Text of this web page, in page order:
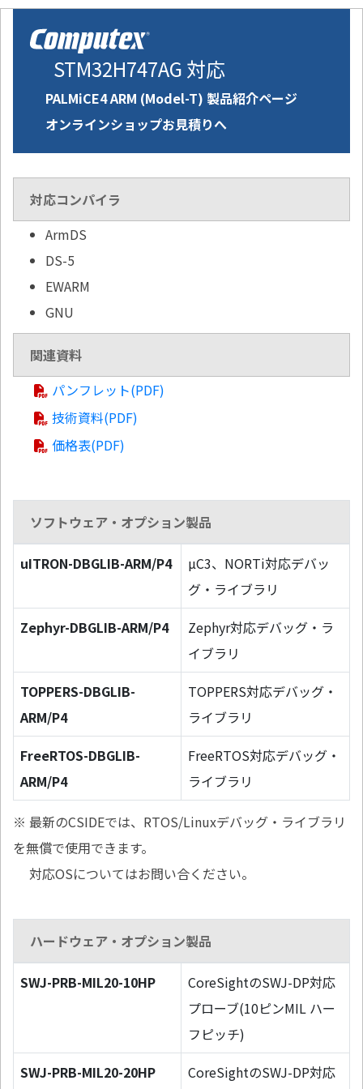
STM32H747AG 対応
PALMiCE4 ARM (Model-T) 製品紹介ページ
オンラインショップお見積りへ
対応コンパイラ
ArmDS
DS-5
EWARM
GNU
関連資料
パンフレット(PDF)
技術資料(PDF)
価格表(PDF)
ソフトウェア・オプション製品
uITRON-DBGLIB-ARM/P4
µC3、NORTi対応デバッ
グ・ライブラリ
Zephyr-DBGLIB-ARM/P4
Zephyr対応デバッグ・ラ
イブラリ
TOPPERS-DBGLIB-
ARM/P4
TOPPERS対応デバッグ・
ライブラリ
FreeRTOS-DBGLIB-
ARM/P4
FreeRTOS対応デバッグ・
ライブラリ
※ 最新のCSIDEでは、RTOS/Linuxデバッグ・ライブラリ
を無償で使用できます。
対応OSについてはお問い合ください。
ハードウェア・オプション製品
SWJ-PRB-MIL20-10HP
CoreSightのSWJ-DP対応
プローブ(10ピンMIL ハー
フピッチ)
SWJ-PRB-MIL20-20HP
CoreSightのSWJ-DP対応